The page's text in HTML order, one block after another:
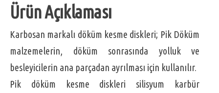
Ürün Açıklaması
Karbosan markalı döküm kesme diskleri; Pik Döküm
malzemelerin, döküm sonrasında yolluk ve
besleyicilerin ana parçadan ayrılması için kullanılır.